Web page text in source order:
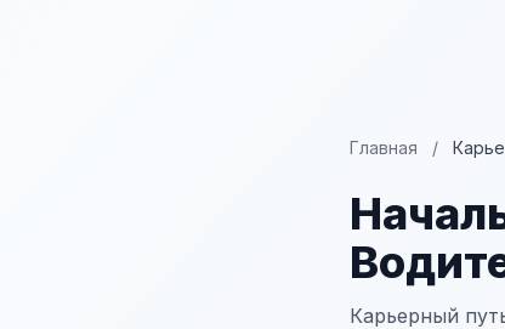
Главная /
Карьерный